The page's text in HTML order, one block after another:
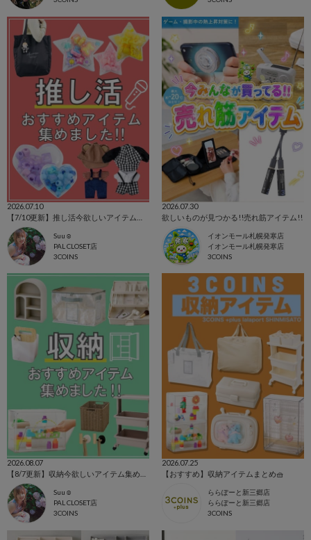
2026.07.10
Suu☺︎
PAL CLOSET店
3COINS
2026.07.30
欲しいものが見つかる!!売れ筋アイテム!!
イオンモール札幌発寒店
イオンモール札幌発寒店
3COINS
2026.08.07
Suu☺︎
PAL CLOSET店
3COINS
2026.07.25
【おすすめ】収納アイテムまとめ🧺
ららぽーと新三郷店
ららぽーと新三郷店
3COINS